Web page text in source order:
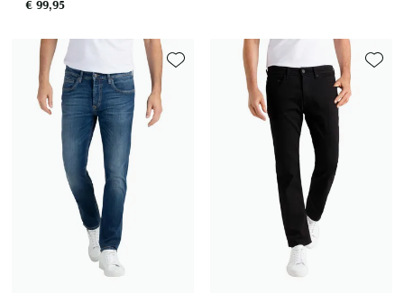
€ 99,95
Toevoegen aan favorieten